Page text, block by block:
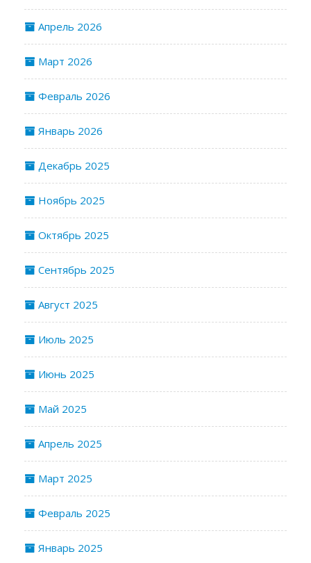
Апрель 2026
Март 2026
Февраль 2026
Январь 2026
Декабрь 2025
Ноябрь 2025
Октябрь 2025
Сентябрь 2025
Август 2025
Июль 2025
Июнь 2025
Май 2025
Апрель 2025
Март 2025
Февраль 2025
Январь 2025